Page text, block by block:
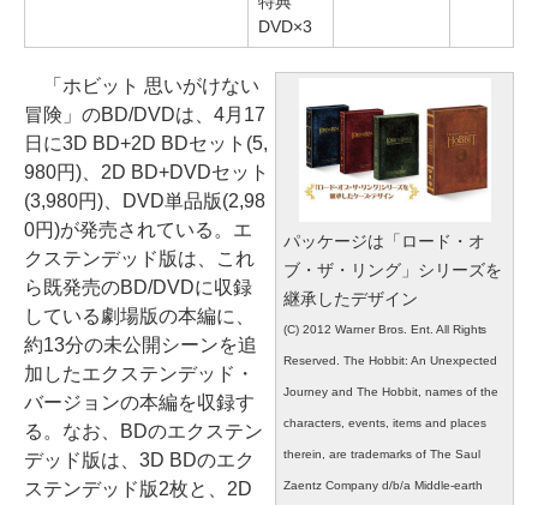
DVD×3
パッケージは「ロード・オ
ブ・ザ・リング」シリーズを
継承したデザイン
(C) 2012 Warner Bros. Ent. All Rights
Reserved. The Hobbit: An Unexpected
Journey and The Hobbit, names of the
characters, events, items and places
therein, are trademarks of The Saul
Zaentz Company d/b/a Middle-earth
「ホビット 思いがけない
冒険」のBD/DVDは、4月17
日に3D BD+2D BDセット(5,
980円)、2D BD+DVDセット
(3,980円)、DVD単品版(2,98
0円)が発売されている。エ
クステンデッド版は、これ
ら既発売のBD/DVDに収録
している劇場版の本編に、
約13分の未公開シーンを追
加したエクステンデッド・
バージョンの本編を収録す
る。なお、BDのエクステン
デッド版は、3D BDのエク
ステンデッド版2枚と、2D